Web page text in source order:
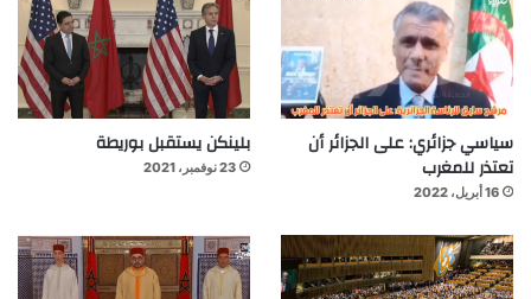
سياسي جزائري: على الجزائر أن
تعتذر للمغرب
16 أبريل، 2022
بلينكن يستقبل بوريطة
23 نوفمبر، 2021